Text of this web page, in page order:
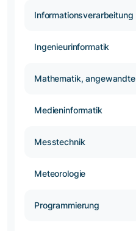
Informationsverarbeitung
Ingenieurinformatik
Mathematik, angewandte
Medieninformatik
Messtechnik
Meteorologie
Programmierung